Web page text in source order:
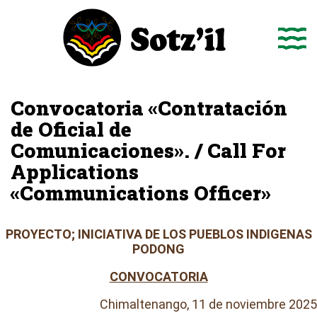
Convocatoria «Contratación
de Oficial de
Comunicaciones». / Call For
Applications
«Communications Officer»
PROYECTO; INICIATIVA DE LOS PUEBLOS INDIGENAS
PODONG
CONVOCATORIA
Chimaltenango, 11 de noviembre 2025